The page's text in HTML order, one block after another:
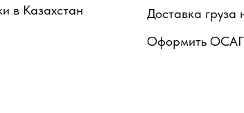
в Казахстан
Доставка
Оформить